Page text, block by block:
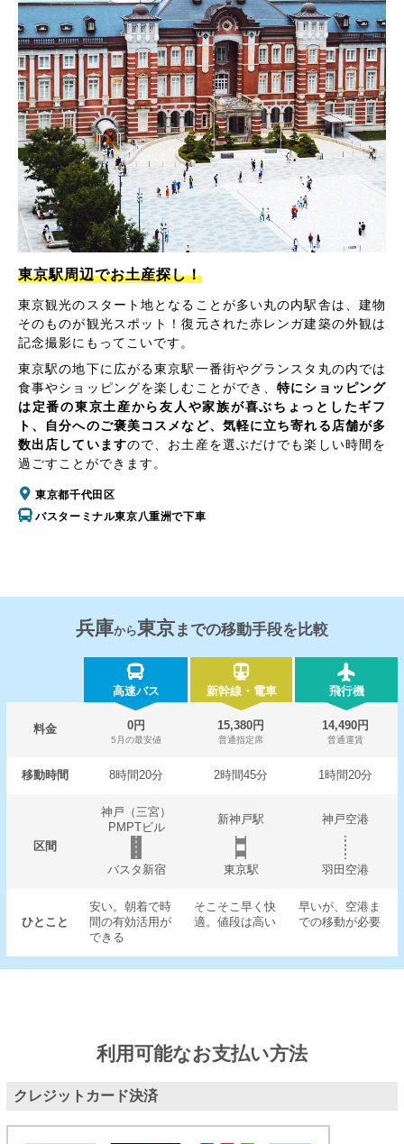
東京駅周辺でお土産探し！
東京観光のスタート地となることが多い丸の内駅舎は、建物
そのものが観光スポット！復元された赤レンガ建築の外観は
記念撮影にもってこいです。
東京駅の地下に広がる東京駅一番街やグランスタ丸の内では
食事やショッピングを楽しむことができ、特にショッピング
は定番の東京土産から友人や家族が喜ぶちょっとしたギフ
ト、自分へのご褒美コスメなど、気軽に立ち寄れる店舗が多
数出店していますので、お土産を選ぶだけでも楽しい時間を
過ごすことができます。
東京都千代田区
バスターミナル東京八重洲で下車
兵庫から東京までの移動手段を比較
高速バス 新幹線・電車 飛行機
料金 0円
5月の最安値
15,380円
普通指定席
14,490円
普通運賃
移動時間 8時間20分 2時間45分 1時間20分
区間
神戸（三宮）
PMPTビル
新神戸駅 神戸空港
バスタ新宿 東京駅 羽田空港
ひとこと
安い。朝着で時
間の有効活用が
できる
そこそこ早く快
適。値段は高い
早いが、空港ま
での移動が必要
利用可能なお支払い方法
クレジットカード決済